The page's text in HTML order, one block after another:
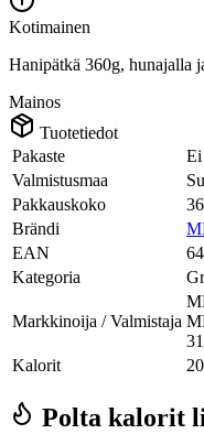
Kotimainen
Hanipätkä 360g, hunajalla
Mainos
Tuotetiedot
Pakaste
Ei
Valmistusmaa
Pakkauskoko
Brändi
EAN
Kategoria
Markkinoija / Valmistaja
Kalorit
Polta kalorit